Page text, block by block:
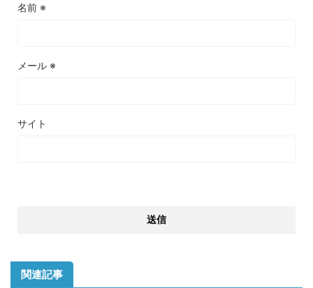
名前 ※
メール ※
サイト
関連記事